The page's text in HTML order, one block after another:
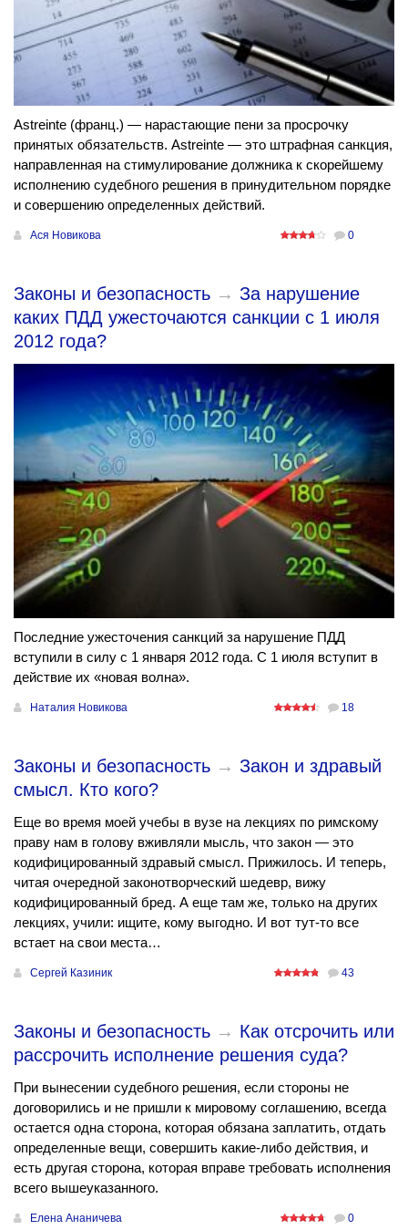
Аstreinte (франц.) — нарастающие пени за просрочку
принятых обязательств. Аstreinte — это штрафная санкция,
направленная на стимулирование должника к скорейшему
исполнению судебного решения в принудительном порядке
и совершению определенных действий.
Ася Новикова 0
Законы и безопасность → За нарушение
каких ПДД ужесточаются санкции с 1 июля
2012 года?
Последние ужесточения санкций за нарушение ПДД
вступили в силу с 1 января 2012 года. С 1 июля вступит в
действие их «новая волна».
Наталия Новикова 18
Законы и безопасность → Закон и здравый
смысл. Кто кого?
Еще во время моей учебы в вузе на лекциях по римскому
праву нам в голову вживляли мысль, что закон — это
кодифицированный здравый смысл. Прижилось. И теперь,
читая очередной законотворческий шедевр, вижу
кодифицированный бред. А еще там же, только на других
лекциях, учили: ищите, кому выгодно. И вот тут-то все
встает на свои места…
Сергей Казиник 43
Законы и безопасность → Как отсрочить или
рассрочить исполнение решения суда?
При вынесении судебного решения, если стороны не
договорились и не пришли к мировому соглашению, всегда
остается одна сторона, которая обязана заплатить, отдать
определенные вещи, совершить какие-либо действия, и
есть другая сторона, которая вправе требовать исполнения
всего вышеуказанного.
Елена Ананичева 0